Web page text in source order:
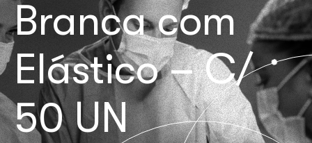
Branca com
Elástico – C/
50 UN